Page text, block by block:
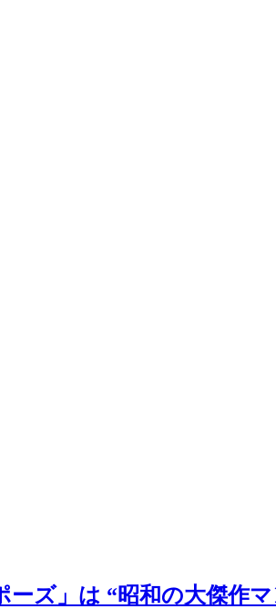
ズ」は “昭和の大傑作